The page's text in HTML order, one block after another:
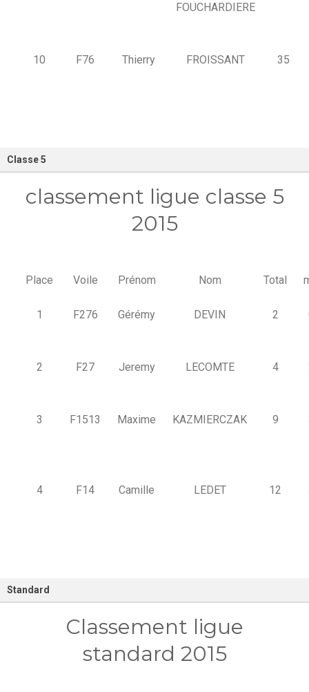
FOUCHARDIERE
10 F76 Thierry FROISSANT 35
Classe 5
classement ligue classe 5
2015
Place Voile Prénom Nom Total
1 F276 Gérémy DEVIN 2
2 F27 Jeremy LECOMTE 4
3 F1513 Maxime KAZMIERCZAK 9
4 F14 Camille LEDET 12
Standard
Classement ligue
standard 2015